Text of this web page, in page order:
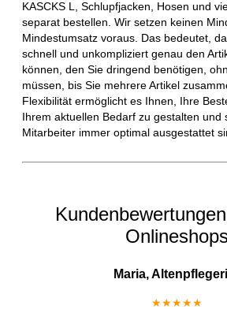
KASCKS L, Schlupfjacken, Hosen und
separat bestellen. Wir setzen keinen
Mindestumsatz voraus. Das bedeutet,
schnell und unkompliziert genau den
können, den Sie dringend benötigen,
müssen, bis Sie mehrere Artikel
Flexibilität ermöglicht es Ihnen, Ihre
Ihrem aktuellen Bedarf zu gestalten und
Mitarbeiter immer optimal ausgestattet
Maria,
★★★★★